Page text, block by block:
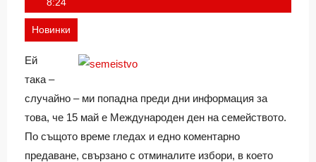
Новинки
Ей
така –
случайно – ми попадна преди дни информация за
това, че 15 май е Международен ден на семейството.
По същото време гледах и едно коментарно
предаване, свързано с отминалите избори, в което